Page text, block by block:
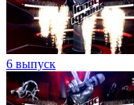
6 выпуск